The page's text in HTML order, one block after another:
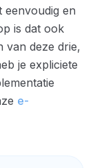
eenvoudig en
is dat ook
van deze drie,
je expliciete
e-